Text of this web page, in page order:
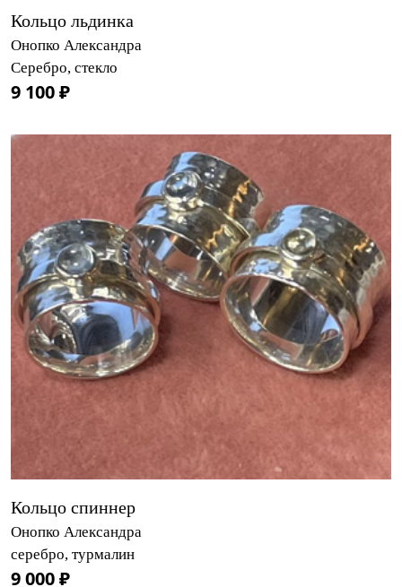
Кольцо льдинка
Онопко Александра
Серебро, стекло
9 100 ₽
Кольцо спиннер
Онопко Александра
серебро, турмалин
9 000 ₽